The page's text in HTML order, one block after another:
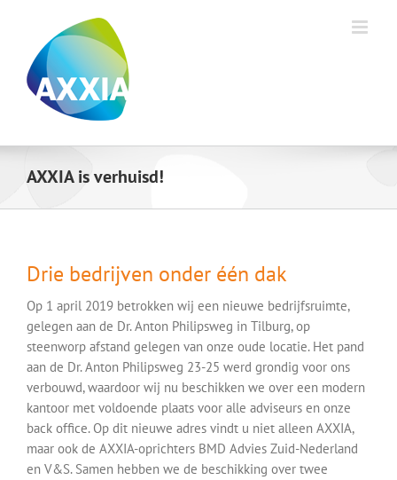
inhoud
AXXIA is verhuisd!
Drie bedrijven onder één dak
Op 1 april 2019 betrokken wij een nieuwe bedrijfsruimte,
gelegen aan de Dr. Anton Philipsweg in Tilburg, op
steenworp afstand gelegen van onze oude locatie. Het pand
aan de Dr. Anton Philipsweg 23-25 werd grondig voor ons
verbouwd, waardoor wij nu beschikken we over een modern
kantoor met voldoende plaats voor alle adviseurs en onze
back office. Op dit nieuwe adres vindt u niet alleen AXXIA,
maar ook de AXXIA-oprichters BMD Advies Zuid-Nederland
en V&S. Samen hebben we de beschikking over twee